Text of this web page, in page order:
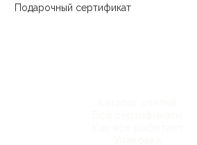
Подарочный сертификат